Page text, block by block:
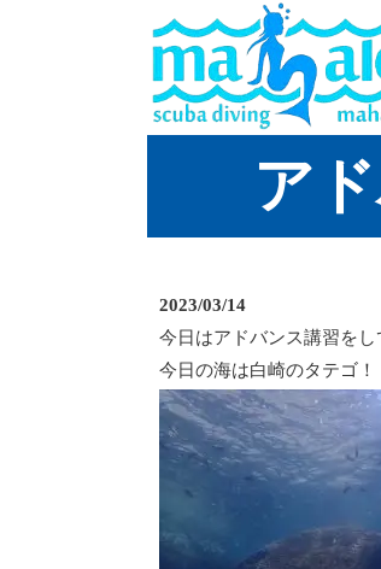
ア
2023/03/14
今日はアドバンス講習をし
今日の海は白崎のタテゴ！